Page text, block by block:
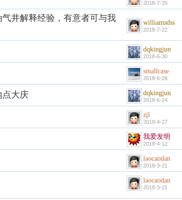
2018-7-25
井解释经验，有意者可与我
williamsdss
2018-7-22
dqkingjun
2018-6-30
smallcase
2018-6-28
点大庆 dqkingjun
2018-6-24
zjl
2018-4-27
我爱发明
2018-4-12
laocaodan
2018-3-21
laocaodan
2018-3-21